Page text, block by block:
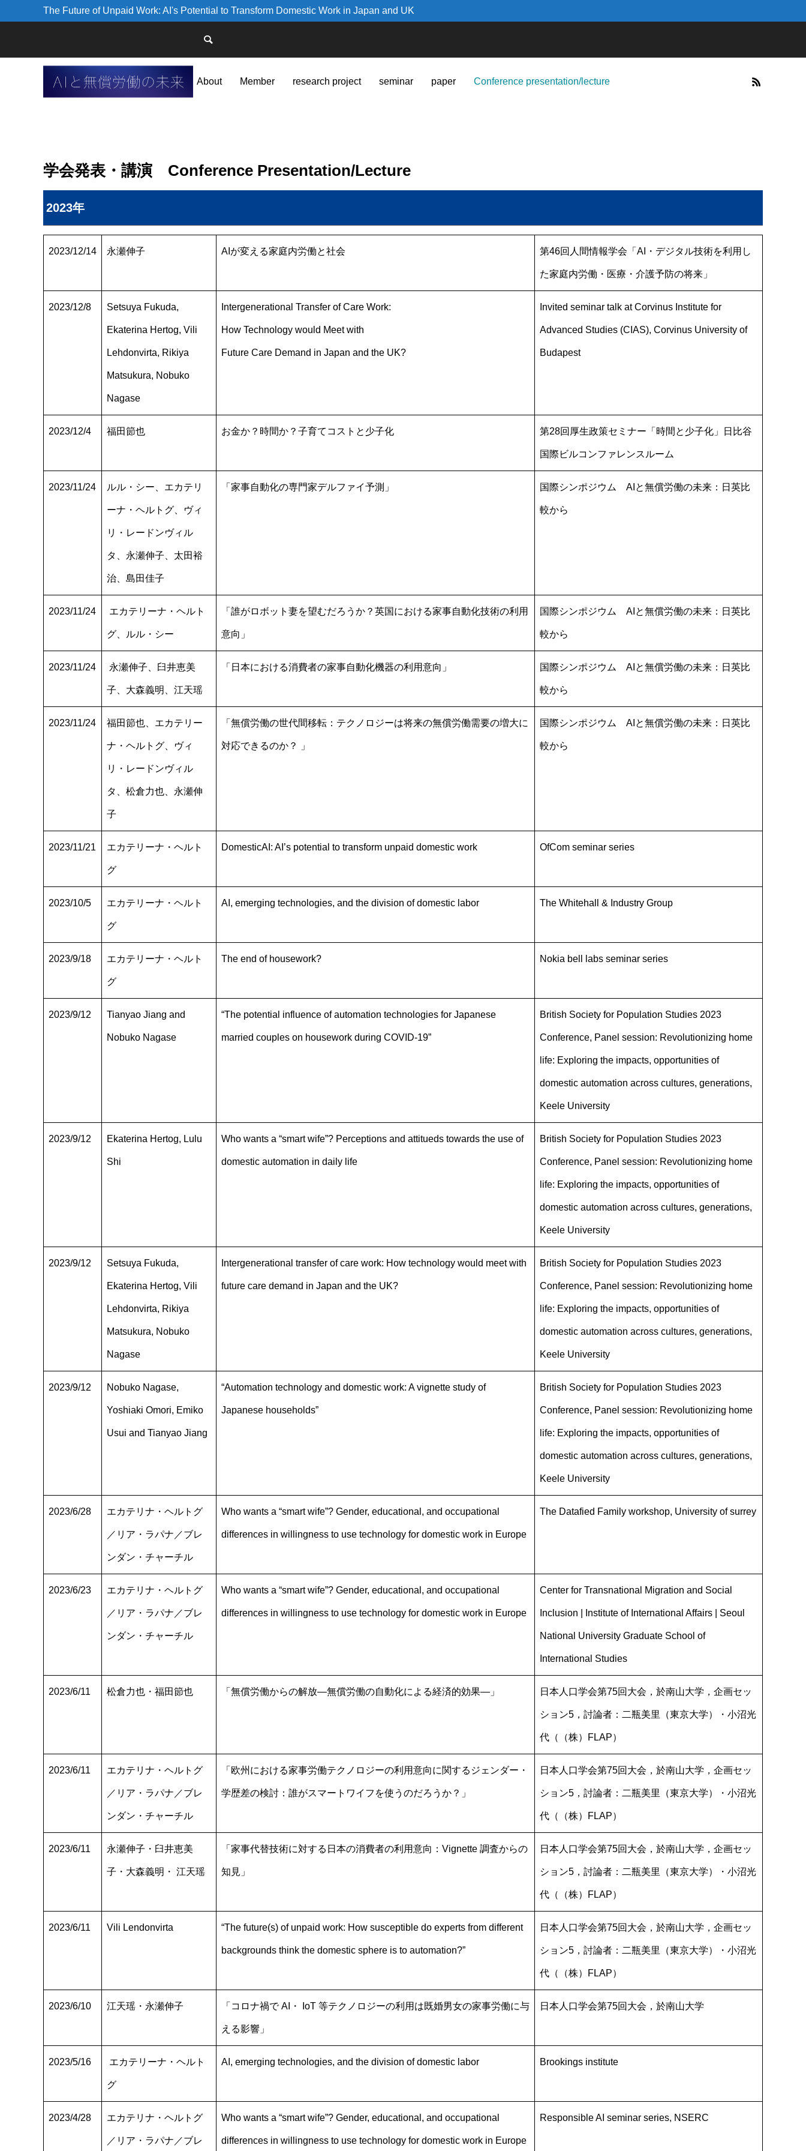
The Future of Unpaid Work: AI's Potential to Transform Domestic Work in Japan and UK
About Member research project seminar paper Conference presentation/lecture
学会発表・講演 Conference Presentation/lecture
2023年
2023/12/14 永瀬伸子 AIが変える家庭内労働と社会 第46回人間情報学会「AI・デジタル技術を利用し
た家庭内労働・医療・介護予防の将来」
2023/12/8 Setsuya Fukuda,
Ekaterina Hertog, Vili
Lehdonvirta, Rikiya
Matsukura, Nobuko
Nagase
Intergenerational Transfer of Care Work:
How Technology would Meet with
Future Care Demand in Japan and the UK?
Invited seminar talk at Corvinus Institute for
Advanced Studies (CIAS), Corvinus University of
Budapest
2023/12/4 福田節也 お金か？時間か？子育てコストと少子化 第28回厚生政策セミナー「時間と少子化」日比谷
国際ビルコンファレンスルーム
2023/11/24 ルル・シー、エカテリ
ーナ・ヘルトグ、ヴィ
リ・レードンヴィル
タ、永瀬伸子、太田裕
治、島田佳子
「家事自動化の専門家デルファイ予測」 国際シンポジウム AIと無償労働の未来：日英比
較から
2023/11/24 エカテリーナ・ヘルト
グ、ルル・シー
「誰がロボット妻を望むだろうか？英国における家事自動化技術の利用
意向」
国際シンポジウム AIと無償労働の未来：日英比
較から
2023/11/24 永瀬伸子、臼井恵美
子、大森義明、江天瑶
「日本における消費者の家事自動化機器の利用意向」 国際シンポジウム AIと無償労働の未来：日英比
較から
2023/11/24 福田節也、エカテリー
ナ・ヘルトグ、ヴィ
リ・レードンヴィル
タ、松倉力也、永瀬伸
子
「無償労働の世代間移転：テクノロジーは将来の無償労働需要の増大に
対応できるのか？ 」
国際シンポジウム AIと無償労働の未来：日英比
較から
2023/11/21 エカテリーナ・ヘルト
グ
DomesticAI: AI’s potential to transform unpaid domestic work OfCom seminar series
2023/10/5 エカテリーナ・ヘルト
グ
AI, emerging technologies, and the division of domestic labor The Whitehall & Industry Group
2023/9/18 エカテリーナ・ヘルト
グ
The end of housework? Nokia bell labs seminar series
2023/9/12 Tianyao Jiang and
Nobuko Nagase
“The potential influence of automation technologies for Japanese
married couples on housework during COVID-19”
British Society for Population Studies 2023
Conference, Panel session: Revolutionizing home
life: Exploring the impacts, opportunities of
domestic automation across cultures, generations,
Keele University
2023/9/12 Ekaterina Hertog, Lulu
Shi
Who wants a “smart wife”? Perceptions and attitueds towards the use of
domestic automation in daily life
British Society for Population Studies 2023
Conference, Panel session: Revolutionizing home
life: Exploring the impacts, opportunities of
domestic automation across cultures, generations,
Keele University
2023/9/12 Setsuya Fukuda,
Ekaterina Hertog, Vili
Lehdonvirta, Rikiya
Matsukura, Nobuko
Nagase
Intergenerational transfer of care work: How technology would meet with
future care demand in Japan and the UK?
British Society for Population Studies 2023
Conference, Panel session: Revolutionizing home
life: Exploring the impacts, opportunities of
domestic automation across cultures, generations,
Keele University
2023/9/12 Nobuko Nagase,
Yoshiaki Omori, Emiko
Usui and Tianyao Jiang
“Automation technology and domestic work: A vignette study of
Japanese households”
British Society for Population Studies 2023
Conference, Panel session: Revolutionizing home
life: Exploring the impacts, opportunities of
domestic automation across cultures, generations,
Keele University
2023/6/28 エカテリナ・ヘルトグ
／リア・ラパナ／ブレ
ンダン・チャーチル
Who wants a “smart wife”? Gender, educational, and occupational
differences in willingness to use technology for domestic work in Europe
The Datafied Family workshop, University of surrey
2023/6/23 エカテリナ・ヘルトグ
／リア・ラパナ／ブレ
ンダン・チャーチル
Who wants a “smart wife”? Gender, educational, and occupational
differences in willingness to use technology for domestic work in Europe
Center for Transnational Migration and Social
Inclusion | Institute of International Affairs | Seoul
National University Graduate School of
International Studies
2023/6/11 松倉力也・福田節也 「無償労働からの解放―無償労働の自動化による経済的効果―」 日本人口学会第75回大会，於南山大学，企画セッ
ション5，討論者：二瓶美里（東京大学）・小沼光
代（（株）FLAP）
2023/6/11 エカテリナ・ヘルトグ
／リア・ラパナ／ブレ
ンダン・チャーチル
「欧州における家事労働テクノロジーの利用意向に関するジェンダー・
学歴差の検討：誰がスマートワイフを使うのだろうか？」
日本人口学会第75回大会，於南山大学，企画セッ
ション5，討論者：二瓶美里（東京大学）・小沼光
代（（株）FLAP）
2023/6/11 永瀬伸子・臼井恵美
子・大森義明・ 江天瑶
「家事代替技術に対する日本の消費者の利用意向：Vignette 調査からの
知見」
日本人口学会第75回大会，於南山大学，企画セッ
ション5，討論者：二瓶美里（東京大学）・小沼光
代（（株）FLAP）
2023/6/11 Vili Lendonvirta “The future(s) of unpaid work: How susceptible do experts from different
backgrounds think the domestic sphere is to automation?”
日本人口学会第75回大会，於南山大学，企画セッ
ション5，討論者：二瓶美里（東京大学）・小沼光
代（（株）FLAP）
2023/6/10 江天瑶・永瀬伸子 「コロナ禍で AI・ IoT 等テクノロジーの利用は既婚男女の家事労働に与
える影響」
日本人口学会第75回大会，於南山大学
2023/5/16 エカテリーナ・ヘルト
グ
AI, emerging technologies, and the division of domestic labor Brookings institute
2023/4/28 エカテリナ・ヘルトグ
／リア・ラパナ／ブレ
Who wants a “smart wife”? Gender, educational, and occupational
differences in willingness to use technology for domestic work in Europe
Responsible AI seminar series, NSERC